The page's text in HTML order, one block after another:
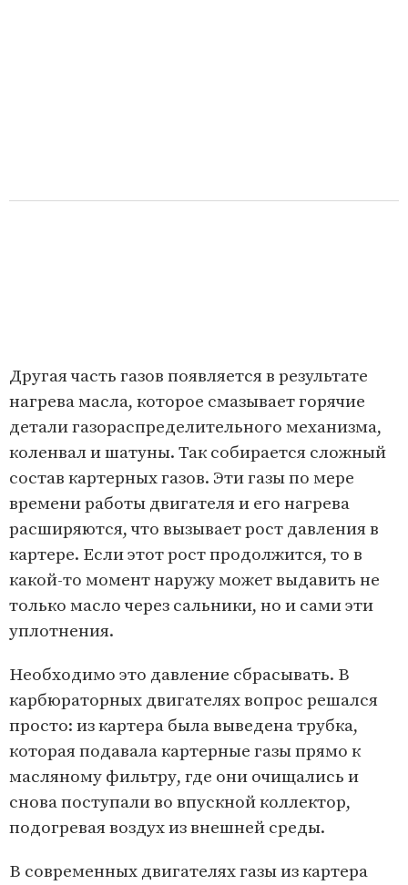
Другая часть газов появляется в результате
нагрева масла, которое смазывает горячие
детали газораспределительного механизма,
коленвал и шатуны. Так собирается сложный
состав картерных газов. Эти газы по мере
времени работы двигателя и его нагрева
расширяются, что вызывает рост давления в
картере. Если этот рост продолжится, то в
какой-то момент наружу может выдавить не
только масло через сальники, но и сами эти
уплотнения.
Необходимо это давление сбрасывать. В
карбюраторных двигателях вопрос решался
просто: из картера была выведена трубка,
которая подавала картерные газы прямо к
масляному фильтру, где они очищались и
снова поступали во впускной коллектор,
подогревая воздух из внешней среды.
В современных двигателях газы из картера